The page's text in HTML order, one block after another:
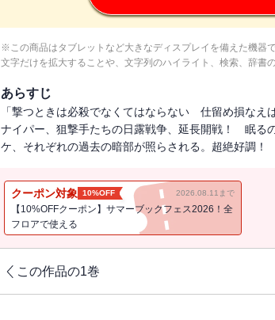
※この商品はタブレットなど大きなディスプレイを備えた機器
文字だけを拡大することや、文字列のハイライト、検索、辞書
あらすじ
「撃つときは必殺でなくてはならない 仕留め損な
ナイパー、狙撃手たちの日露戦争、延長開戦！ 眠
ケ、それぞれの過去の暗部が照らされる。超絶好調
クーポン対象 10%OFF 2026.08.11まで
【10%OFFクーポン】サマーブックフェス2026！全
フロアで使える
この作品の1巻